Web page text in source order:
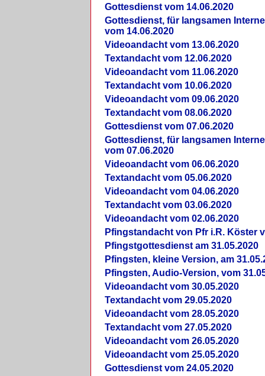
Gottesdienst vom 14.06.2020
Gottesdienst, für langsamen
vom 14.06.2020
Videoandacht vom 13.06.2020
Textandacht vom 12.06.2020
Videoandacht vom 11.06.2020
Textandacht vom 10.06.2020
Videoandacht vom 09.06.2020
Textandacht vom 08.06.2020
Gottesdienst vom 07.06.2020
Gottesdienst, für langsamen
vom 07.06.2020
Videoandacht vom 06.06.2020
Textandacht vom 05.06.2020
Videoandacht vom 04.06.2020
Textandacht vom 03.06.2020
Videoandacht vom 02.06.2020
Pfingstandacht von Pfr i.R. Köster
Pfingstgottesdienst am 31.05.2020
Pfingsten, kleine Version, am
Pfingsten, Audio-Version, vom
Videoandacht vom 30.05.2020
Textandacht vom 29.05.2020
Videoandacht vom 28.05.2020
Textandacht vom 27.05.2020
Videoandacht vom 26.05.2020
Videoandacht vom 25.05.2020
Gottesdienst vom 24.05.2020